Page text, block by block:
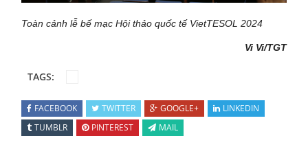
Toàn cảnh lễ bế mạc Hội thảo quốc tế VietTESOL 2024
Vi Vi/TGT
TAGS:
FACEBOOK TWITTER GOOGLE+
LINKEDIN
TUMBLR
PINTEREST MAIL